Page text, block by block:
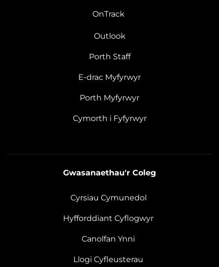
OnTrack
Outlook
Porth Staff
E-drac Myfyrwyr
Porth Myfyrwyr
Cymorth i Fyfyrwyr
Gwasanaethau'r Coleg
Cyrsiau Cymunedol
Hyfforddiant Cyflogwyr
Canolfan Ynni
Llogi Cyfleusterau